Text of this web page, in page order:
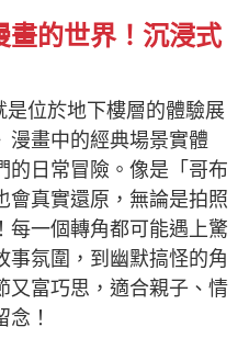
的世界！沉浸式
是位於地下樓層的體驗展
漫畫中的經典場景實體
的日常冒險。像是「哥布
會真實還原，無論是拍照
每一個轉角都可能遇上驚
事氛圍，到幽默搞怪的角
又富巧思，適合親子、情
！